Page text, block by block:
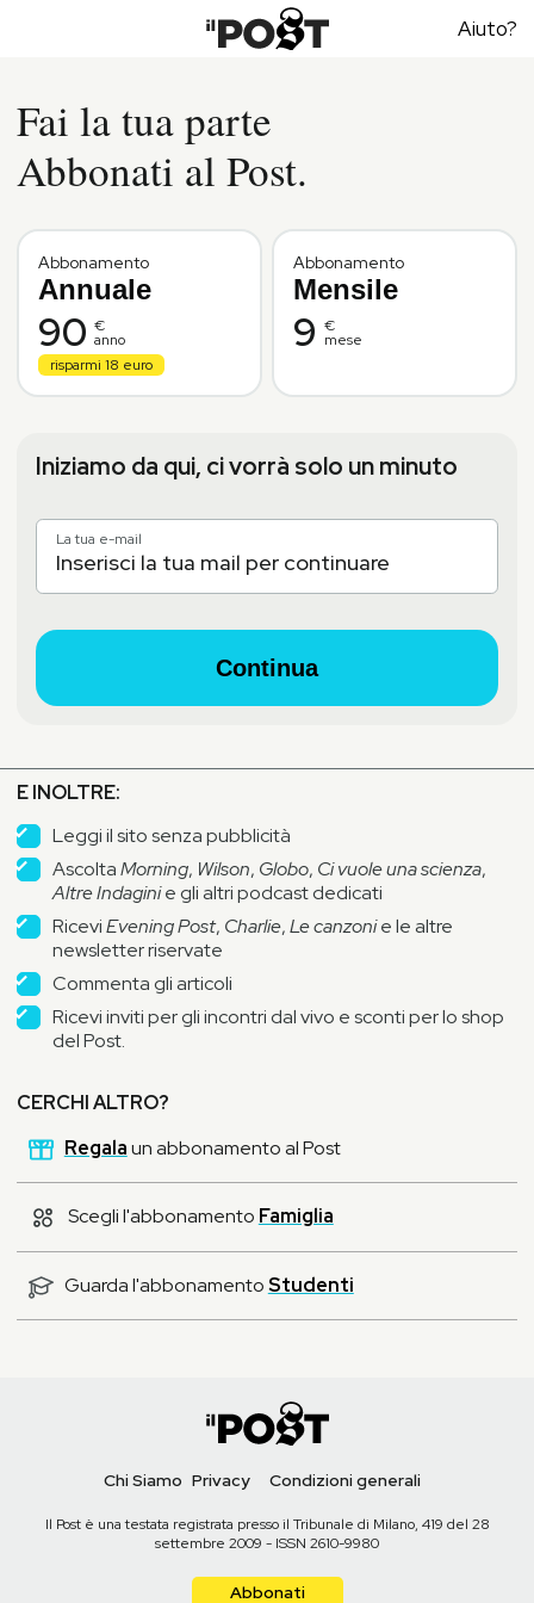
Aiuto?
Fai la tua parte
Abbonati al Post.
Abbonamento
Annuale
90 €
anno
risparmi 18 euro
Abbonamento
Mensile
9 €
mese
Iniziamo da qui, ci vorrà solo un minuto
La tua e-mail
Continua
E INOLTRE:
Leggi il sito senza pubblicità
AscoltaMorning, Wilson, Globo, Ci vuole una scienza,
Altre Indaginie gli altri podcast dedicati
RiceviEvening Post, Charlie,Le canzonie le altre
newsletter riservate
Commenta gli articoli
Ricevi inviti per gli incontri dal vivo e sconti per lo shop
del Post.
CERCHI ALTRO?
Regalaun abbonamento al Post
Scegli l'abbonamento Famiglia
Guarda l'abbonamentoStudenti
Chi Siamo Privacy Condizioni generali
Il Post è una testata registrata presso il Tribunale di Milano, 419 del 28
settembre 2009 - ISSN 2610-9980
Abbonati